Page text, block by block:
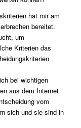
hat mir am
bereitet.
um
Kriterien das
bei wichtigen
aus dem Internet
vom
sich und sie sind in